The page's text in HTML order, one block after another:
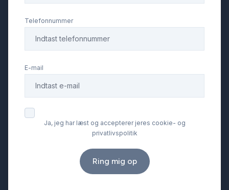
Telefonnummer
E-mail
Ja, jeg har læst og accepterer jeres cookie- og
privatlivspolitik
Ring mig op